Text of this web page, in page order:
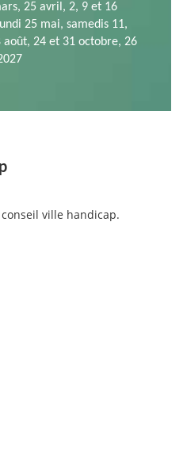
25 avril, 2, 9 et 16
undi 25 mai, samedis 11,
août, 24 et 31 octobre, 26
ville handicap.